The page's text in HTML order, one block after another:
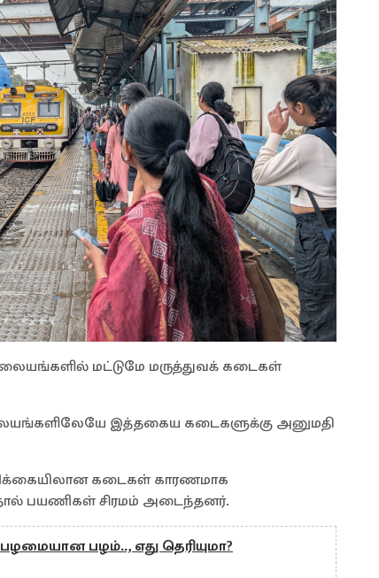
மட்டுமே மருத்துவக் கடைகள்
இத்தகைய கடைகளுக்கு அனுமதி
கடைகள் காரணமாக
பயணிகள் சிரமம் அடைந்தனர்.
பழம்.., எது தெரியுமா?